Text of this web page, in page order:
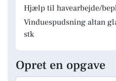
Hjælp til havearbejde/
Vinduespudsning altan
stk
Opret en opgave